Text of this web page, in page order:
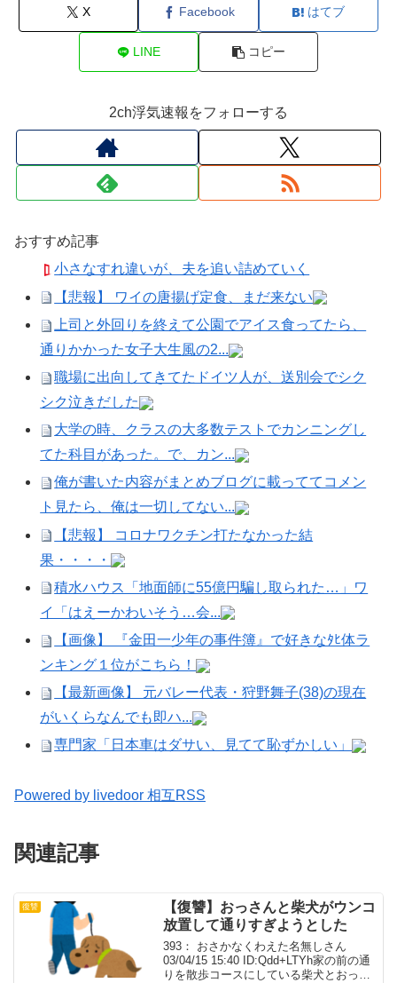
X Facebook はてブ
LINE コピー
2ch浮気速報をフォローする
おすすめ記事
小さなすれ違いが、夫を追い詰めていく
【悲報】 ワイの唐揚げ定食、まだ来ない
上司と外回りを終えて公園でアイス食ってたら、
通りかかった女子大生風の2...
職場に出向してきてたドイツ人が、送別会でシク
シク泣きだした
大学の時、クラスの大多数テストでカンニングし
てた科目があった。で、カン...
俺が書いた内容がまとめブログに載っててコメン
ト見たら、俺は一切してない...
【悲報】 コロナワクチン打たなかった結
果・・・・
積水ハウス「地面師に55億円騙し取られた…」ワ
イ「はえーかわいそう…会...
【画像】 『金田一少年の事件簿』で好きなﾀﾋ体ラ
ンキング１位がこちら！
【最新画像】 元バレー代表・狩野舞子(38)の現在
がいくらなんでも即ハ...
専門家「日本車はダサい、見てて恥ずかしい」
Powered by livedoor 相互RSS
関連記事
復讐
【復讐】おっさんと柴犬がウンコ
放置して通りすぎようとした
393： おさかなくわえた名無しさん
03/04/15 15:40 ID:Qdd+LTYh家の前の通
りを散歩コースにしている柴犬とおっさ